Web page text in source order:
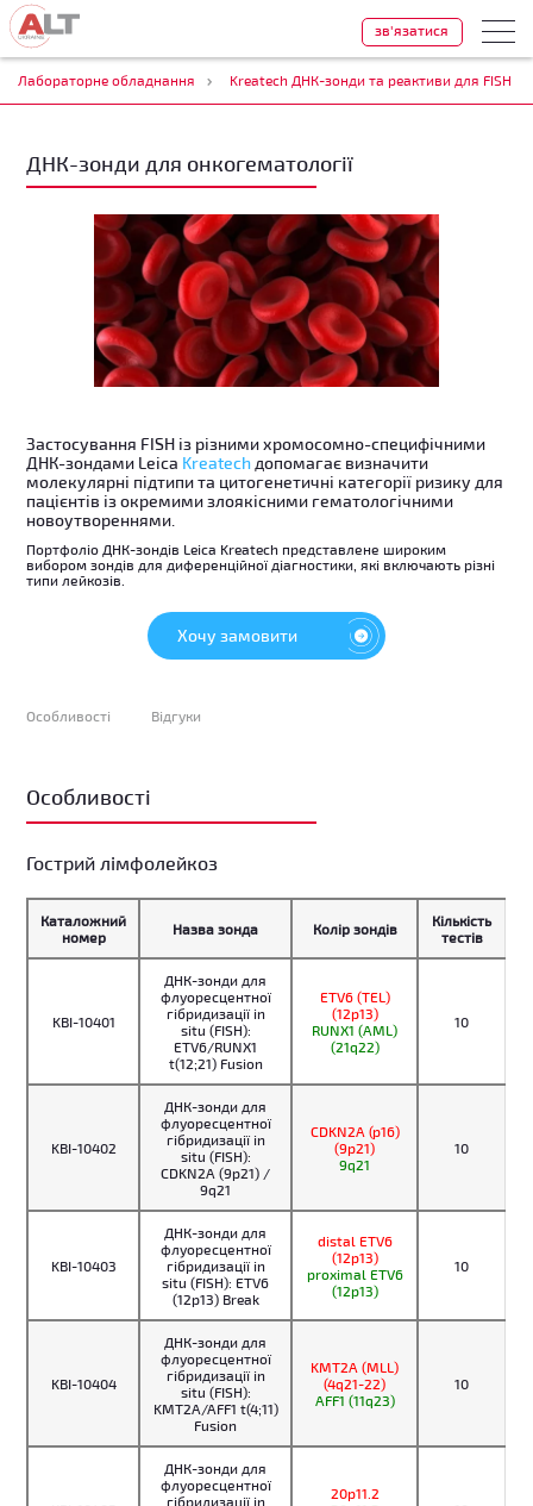
зв'язатися
Лабораторне обладнання Kreatech ДНК-зонди та реактиви для FISH
ДНК-зонди для онкогематології
Застосування FISH із різними хромосомно-специфічними
ДНК-зондами Leica Kreatech допомагає визначити
молекулярні підтипи та цитогенетичні категорії ризику для
пацієнтів із окремими злоякісними гематологічними
новоутвореннями.
Портфоліо ДНК-зондів Leica Kreatech представлене широким
вибором зондів для диференційної діагностики, які включають різні
типи лейкозів.
Хочу замовити
Особливості Відгуки
Особливості
Гострий лімфолейкоз
Каталожний
номер
Назва зонда Колір зондів
Кількість
тестів
KBI-10401
ДНК-зонди для
флуоресцентної
гібридизації in
situ (FISH):
ETV6/RUNX1
t(12;21) Fusion
ETV6 (TEL)
(12p13)
RUNX1 (AML)
(21q22)
10
KBI-10402
ДНК-зонди для
флуоресцентної
гібридизації in
situ (FISH):
CDKN2A (9p21) /
9q21
CDKN2A (p16)
(9p21)
9q21
10
KBI-10403
ДНК-зонди для
флуоресцентної
гібридизації in
situ (FISH): ETV6
(12p13) Break
distal ETV6
(12p13)
proximal ETV6
(12p13)
10
KBI-10404
ДНК-зонди для
флуоресцентної
гібридизації in
situ (FISH):
KMT2A/AFF1 t(4;11)
Fusion
KMT2A (MLL)
(4q21-22)
AFF1 (11q23)
10
ДНК-зонди для
флуоресцентної
гібридизації in
20p11.2